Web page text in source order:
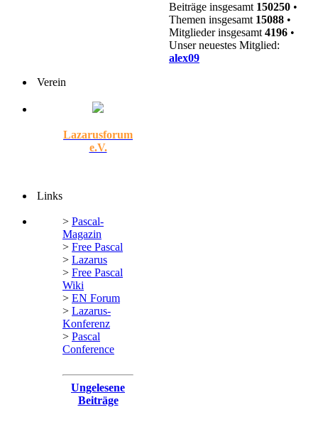
Beiträge insgesamt 150250 •
Themen insgesamt 15088 •
Mitglieder insgesamt 4196 •
Unser neuestes Mitglied:
alex09
Verein
Lazarusforum
e.V.
Links
> Pascal-
Magazin
> Free Pascal
> Lazarus
> Free Pascal
Wiki
> EN Forum
> Lazarus-
Konferenz
> Pascal
Conference
Ungelesene
Beiträge